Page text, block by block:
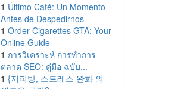
1 Último Café: Un Momento
Antes de Despedirnos
1 Order Cigarettes GTA: Your
Online Guide
1 การวิเคราะห์ การทำการ
ตลาด SEO: คู่มือ ฉบับ...
1 {지피방, 스트레스 완화 의